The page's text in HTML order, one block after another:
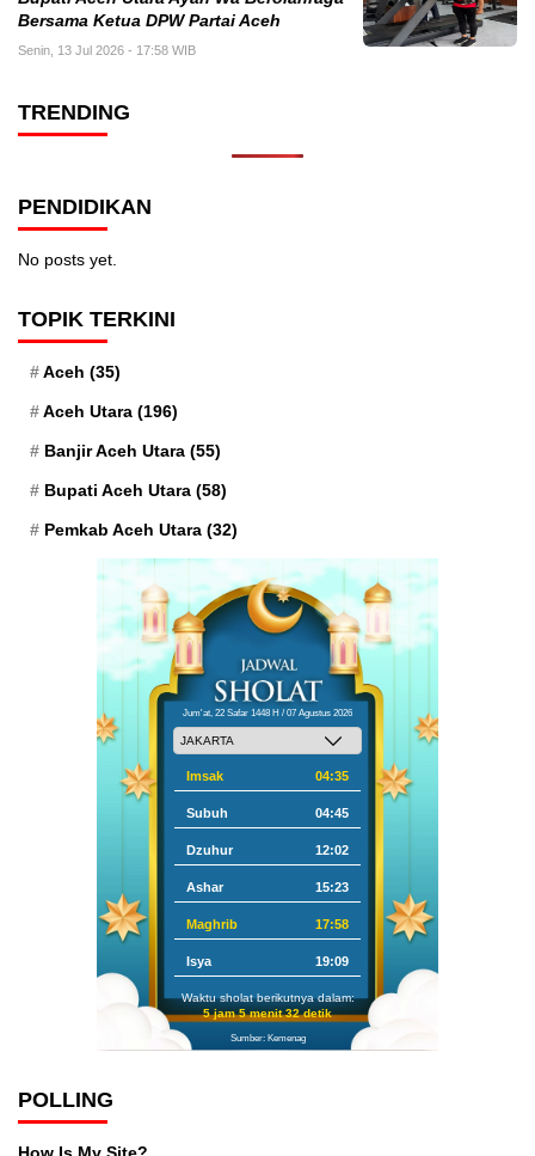
Bersama Ketua DPW Partai Aceh
Senin, 13 Jul 2026 - 17:58 WIB
TRENDING
PENDIDIKAN
No posts yet.
TOPIK TERKINI
Aceh (35)
Aceh Utara (196)
Banjir Aceh Utara (55)
Bupati Aceh Utara (58)
Pemkab Aceh Utara (32)
Jum'at, 22 Safar 1448 H / 07 Agustus 2026
Imsak 04:35
Subuh 04:45
Dzuhur 12:02
Ashar 15:23
Maghrib 17:58
Isya 19:09
Waktu sholat berikutnya dalam:
5 jam 5 menit 31 detik
Sumber: Kemenag
POLLING